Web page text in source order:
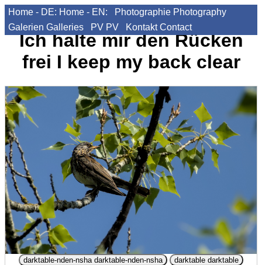
Home - DE: Home - EN: Photographie Photography
Galerien Galleries PV PV Kontakt Contact
Ich halte mir den Rücken
frei I keep my back clear
darktable-nden-nsha darktable-nden-nsha darktable darktable